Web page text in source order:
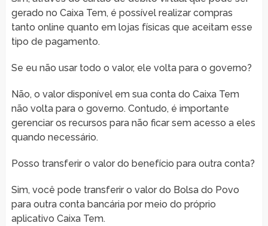
gerado no Caixa Tem, é possível realizar compras
tanto online quanto em lojas físicas que aceitam esse
tipo de pagamento.
Se eu não usar todo o valor, ele volta para o governo?
Não, o valor disponível em sua conta do Caixa Tem
não volta para o governo. Contudo, é importante
gerenciar os recursos para não ficar sem acesso a eles
quando necessário.
Posso transferir o valor do benefício para outra conta?
Sim, você pode transferir o valor do Bolsa do Povo
para outra conta bancária por meio do próprio
aplicativo Caixa Tem.